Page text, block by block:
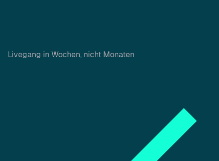
Livegang in Wochen, nicht Monaten